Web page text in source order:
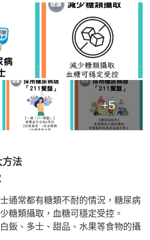
+5
方法
通常都有糖類不耐的情況，糖尿病
糖類攝取，血糖可穩定受控。
飯、多士、甜品、水果等食物的攝